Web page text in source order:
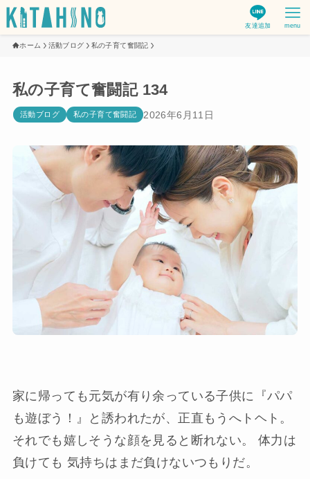
友達追加 menu
ホーム 活動ブログ 私の子育て奮闘記
私の子育て奮闘記 134
活動ブログ 私の子育て奮闘記 2026年6月11日
家に帰っても元気が有り余っている子供に『パパ
も遊ぼう！』と誘われたが、正直もうへトヘト。
それでも嬉しそうな顔を見ると断れない。 体力は
負けても 気持ちはまだ負けないつもりだ。